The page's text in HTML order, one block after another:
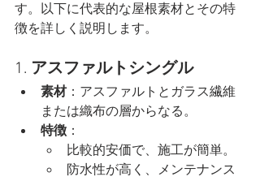
す。以下に代表的な屋根素材とその特
徴を詳しく説明します。
1. アスファルトシングル
素材：アスファルトとガラス繊維
または織布の層からなる。
特徴：
比較的安価で、施工が簡単。
防水性が高く、メンテナンス